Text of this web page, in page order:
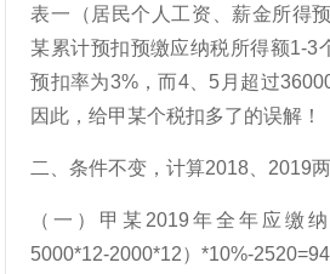
表一（居民个人工资、薪金所得
某累计预扣预缴应纳税所得额1-3
预扣率为3%，而4、5月超过
因此，给甲某个税扣多了的误解！
二、条件不变，计算2018、2019
（一）甲某2019年全年应缴
5000*12-2000*12）*10%-